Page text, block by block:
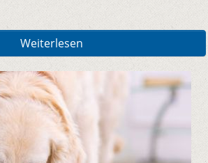
Weiterlesen